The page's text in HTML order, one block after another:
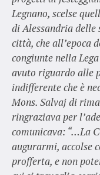
Legnano, scelse
di Alessandria delle
città, che all’epoca
congiunte nella
avuto riguardo alle
indifferente che è
Mons. Salvaj di
ringraziava per
comunicava: “…La
augurarmi, accolse
profferta, e non